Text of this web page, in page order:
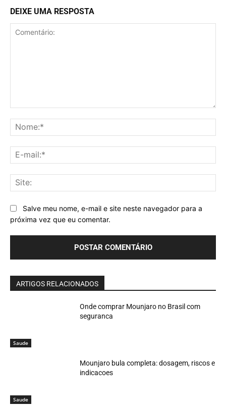
DEIXE UMA RESPOSTA
Salve meu nome, e-mail e site neste navegador para a
próxima vez que eu comentar.
ARTIGOS RELACIONADOS
Saude
Onde comprar Mounjaro no Brasil com
seguranca
Saude
Mounjaro bula completa: dosagem, riscos e
indicacoes